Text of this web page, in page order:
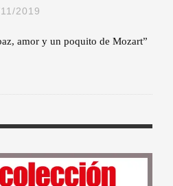
2019
amor y un poquito de Mozart”